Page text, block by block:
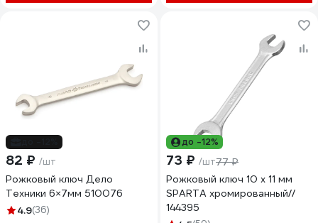
82 ₽ /шт
Рожковый ключ Дело
Техники 6×7мм 510076
4.9(36)
до -12%
73 ₽ /шт77 ₽
Рожковый ключ 10 х 11 мм
SPARTA хромированный//
144395